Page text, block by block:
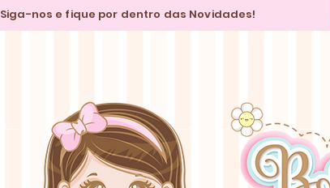
Siga-nos e fique por dentro das Novidades!